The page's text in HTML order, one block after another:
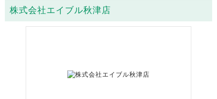
株式会社エイブル秋津店